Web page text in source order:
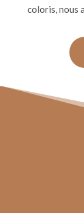
coloris, nous